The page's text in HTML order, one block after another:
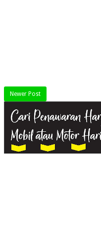
Newer Post